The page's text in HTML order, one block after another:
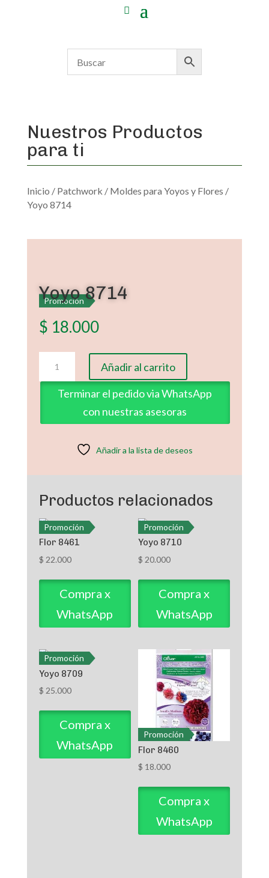
Nuestros Productos
para ti
Inicio / Patchwork / Moldes para Yoyos y Flores /
Yoyo 8714
Promoción
Yoyo 8714
$ 18.000
8714
cantidad
Añadir al carrito
Terminar el pedido via WhatsApp
con nuestras asesoras
Añadir a la lista de deseos
Productos relacionados
Promoción
Flor 8461
$ 22.000
Compra x
WhatsApp
Promoción
Yoyo 8710
$ 20.000
Compra x
WhatsApp
Promoción
Yoyo 8709
$ 25.000
Compra x
WhatsApp
Promoción
Flor 8460
$ 18.000
Compra x
WhatsApp